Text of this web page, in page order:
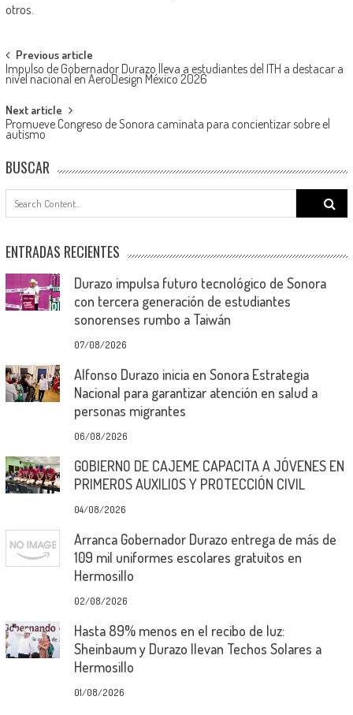
otros.
Post
navigation
Previous article
Impulso de Gobernador Durazo lleva a estudiantes del ITH a destacar a
nivel nacional en AeroDesign México 2026
Next article
Promueve Congreso de Sonora caminata para concientizar sobre el
autismo
BUSCAR
Search
for:
ENTRADAS RECIENTES
Durazo impulsa futuro tecnológico de Sonora
con tercera generación de estudiantes
sonorenses rumbo a Taiwán
07/08/2026
Alfonso Durazo inicia en Sonora Estrategia
Nacional para garantizar atención en salud a
personas migrantes
06/08/2026
GOBIERNO DE CAJEME CAPACITA A JÓVENES EN
PRIMEROS AUXILIOS Y PROTECCIÓN CIVIL
04/08/2026
Arranca Gobernador Durazo entrega de más de
109 mil uniformes escolares gratuitos en
Hermosillo
02/08/2026
Hasta 89% menos en el recibo de luz:
Sheinbaum y Durazo llevan Techos Solares a
Hermosillo
01/08/2026